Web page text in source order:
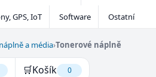
GPS, IoT Software Ostatní
a média›Tonerové náplně
🛒Košík 0